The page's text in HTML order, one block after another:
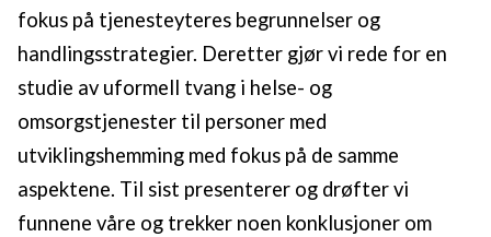
fokus på tjenesteyteres begrunnelser og
handlingsstrategier. Deretter gjør vi rede for en
studie av uformell tvang i helse- og
omsorgstjenester til personer med
utviklingshemming med fokus på de samme
aspektene. Til sist presenterer og drøfter vi
funnene våre og trekker noen konklusjoner om